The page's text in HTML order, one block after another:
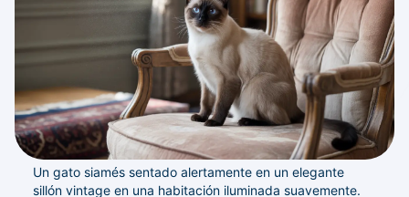
Un gato siamés sentado alertamente en un elegante
sillón vintage en una habitación iluminada suavemente.